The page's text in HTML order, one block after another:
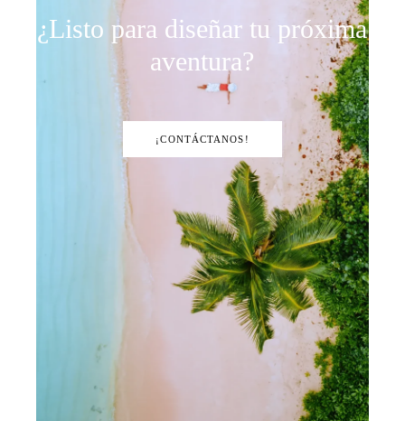
¿Listo para diseñar tu próxima
aventura?
¡CONTÁCTANOS!